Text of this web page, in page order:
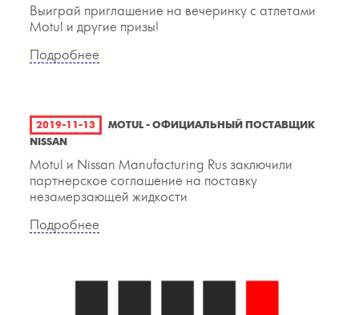
Выиграй приглашение на вечеринку с атлетами
Motul и другие призы!
Подробнее
2019-11-13
MOTUL - ОФИЦИАЛЬНЫЙ ПОСТАВЩИК
NISSAN
Motul и Nissan Manufacturing Rus заключили
партнерское соглашение на поставку
незамерзающей жидкости
Подробнее